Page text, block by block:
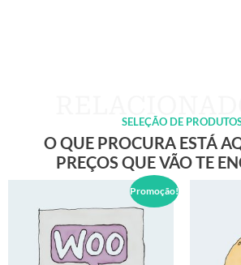
SELEÇÃO DE
O QUE PROCURA ESTÁ
PREÇOS QUE VÃO TE
Promoção!